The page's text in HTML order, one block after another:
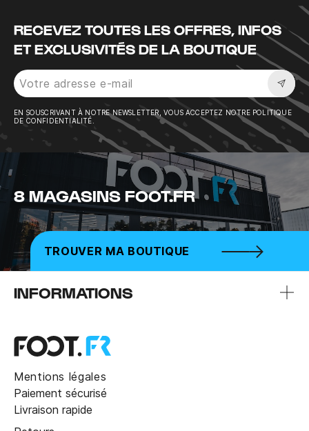
RECEVEZ TOUTES LES OFFRES, INFOS
ET EXCLUSIVITÉS DE LA BOUTIQUE
EN SOUSCRIVANT À NOTRE NEWSLETTER, VOUS ACCEPTEZ NOTRE POLITIQUE
DE CONFIDENTIALITÉ.
8 MAGASINS FOOT.FR
TROUVER MA BOUTIQUE
INFORMATIONS
Mentions légales
Paiement sécurisé
Livraison rapide